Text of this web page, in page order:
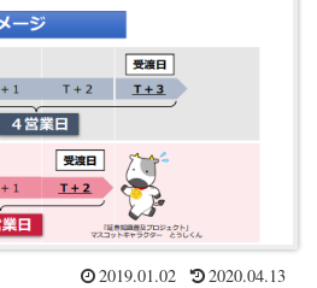
2019.01.02 2020.04.13